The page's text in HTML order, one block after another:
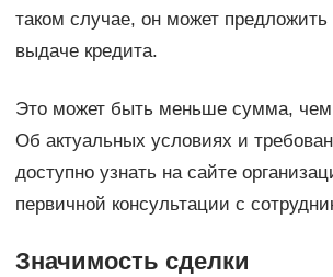
таком случае, он может
выдаче кредита.
Это может быть меньше сумма, чем
Об актуальных условиях и
доступно узнать на сайте
первичной консультации с
Значимость сделки